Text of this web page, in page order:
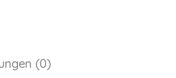
(0)